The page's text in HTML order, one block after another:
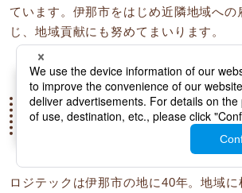
ています。伊那市をはじめ近隣地域への
じ、地域貢献にも努めてまいります。
地域貢献活動
ロジテックは伊那市の地に40年。地域に
－ ×